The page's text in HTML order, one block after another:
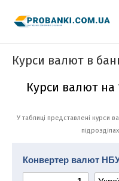
Курси валют в
Курси валют на
У таблиці представлені курси
Конвертер валют